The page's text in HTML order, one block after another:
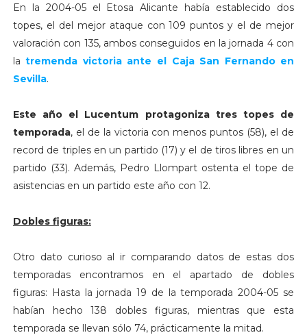
En la 2004-05 el Etosa Alicante había establecido dos
topes, el del mejor ataque con 109 puntos y el de mejor
valoración con 135, ambos conseguidos en la jornada 4 con
latremenda victoria ante el Caja San Fernando en
Sevilla.
Este año el Lucentum protagoniza tres topes de
temporada, el de la victoria con menos puntos (58), el de
record de triples en un partido (17) y el de tiros libres en un
partido (33). Además, Pedro Llompart ostenta el tope de
asistencias en un partido este año con 12.
Dobles figuras:
Otro dato curioso al ir comparando datos de estas dos
temporadas encontramos en el apartado de dobles
figuras: Hasta la jornada 19 de la temporada 2004-05 se
habían hecho 138 dobles figuras, mientras que esta
temporada se llevan sólo 74, prácticamente la mitad.